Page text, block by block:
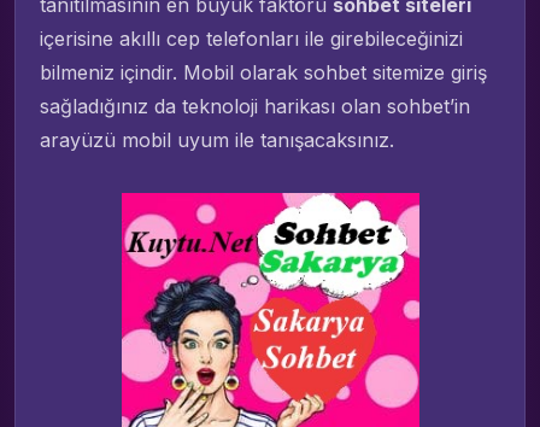
tanıtılmasının en büyük faktörü sohbet siteleri
içerisine akıllı cep telefonları ile girebileceğinizi
bilmeniz içindir. Mobil olarak sohbet sitemize giriş
sağladığınız da teknoloji harikası olan sohbet’in
arayüzü mobil uyum ile tanışacaksınız.